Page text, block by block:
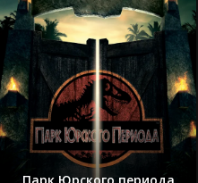
Парк Юрского периода